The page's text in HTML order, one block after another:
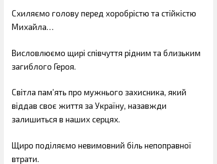
Схиляємо голову перед хоробрістю та стійкістю
Михайла…
Висловлюємо щирі співчуття рідним та близьким
загиблого Героя.
Світла пам’ять про мужнього захисника, який
віддав своє життя за Україну, назавжди
залишиться в наших серцях.
Щиро поділяємо невимовний біль непоправної
втрати.